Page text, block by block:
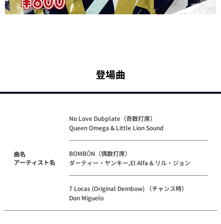
登場曲
曲名
アーティスト名
No Love Dubplate（奇数打席）
Queen Omega & Little Lion Sound
BOMBÓN（偶数打席）
ダーティー・ヤンキー,El Alfa & リル・ジョン
7 Locas (Original Dembow) （チャンス時）
Don Miguelo